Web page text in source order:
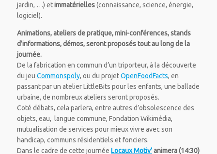
jardin, …) etimmatérielles(connaissance, science, énergie,
logiciel).
Animations, ateliers de pratique, mini-conférences, stands
d’informations, démos, seront proposés tout au long de la
journée.
De la fabrication en commun d’un triporteur, à la découverte
du jeu Commonspoly, ou du projetOpenFoodFacts, en
passant par un atelier LittleBits pour les enfants, une ballade
urbaine, de nombreux ateliers seront proposés.
Coté débats, cela parlera, entre autres d’obsolescence des
objets, eau, langue commune, Fondation Wikimédia,
mutualisation de services pour mieux vivre avec son
handicap, communs résidentiels et fonciers.
Dans le cadre de cette journée Locaux Motiv’animera (14:30)